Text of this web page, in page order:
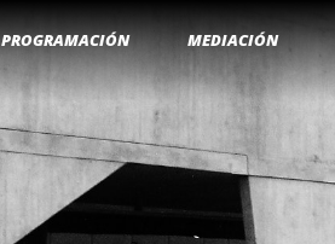
PROGRAMACIÓN MEDIACIÓN